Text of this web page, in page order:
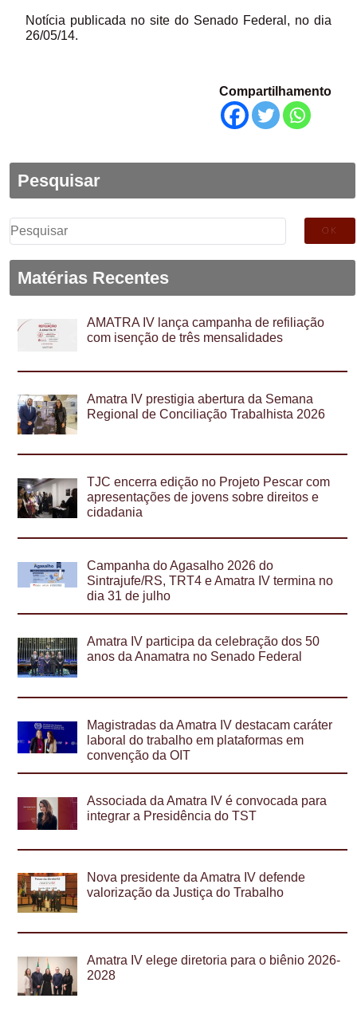
Notícia publicada no site do Senado Federal, no dia
26/05/14.
Compartilhamento
Pesquisar
Pesquisar
por:
Matérias Recentes
AMATRA IV lança campanha de refiliação
com isenção de três mensalidades
Amatra IV prestigia abertura da Semana
Regional de Conciliação Trabalhista 2026
TJC encerra edição no Projeto Pescar com
apresentações de jovens sobre direitos e
cidadania
Campanha do Agasalho 2026 do
Sintrajufe/RS, TRT4 e Amatra IV termina no
dia 31 de julho
Amatra IV participa da celebração dos 50
anos da Anamatra no Senado Federal
Magistradas da Amatra IV destacam caráter
laboral do trabalho em plataformas em
convenção da OIT
Associada da Amatra IV é convocada para
integrar a Presidência do TST
Nova presidente da Amatra IV defende
valorização da Justiça do Trabalho
Amatra IV elege diretoria para o biênio 2026-
2028